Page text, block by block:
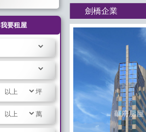
我要租屋
坪
萬
劍橋企業